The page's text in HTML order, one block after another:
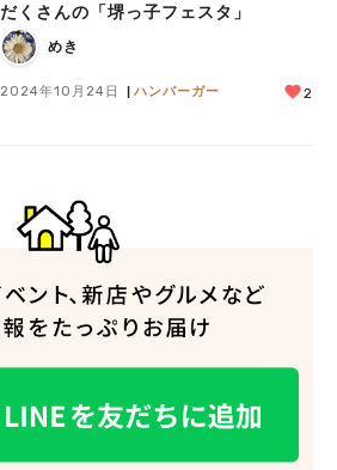
だくさんの「堺っ子フェスタ」
めき
2024年10月24日 ハンバーガー 2